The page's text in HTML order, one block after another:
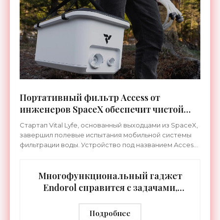
Портативный фильтр Access от
инженеров SpaceX обеспечит чистой
водой в любой точке мира -
«Технологии»
Стартап Vital Lyfe, основанный выходцами из SpaceX,
завершил полевые испытания мобильной системы
фильтрации воды. Устройство под названием Access
Многофункциональный гаджет
Endorol справится с задачами,
фонарю - «Гаджеты»
Подробнее